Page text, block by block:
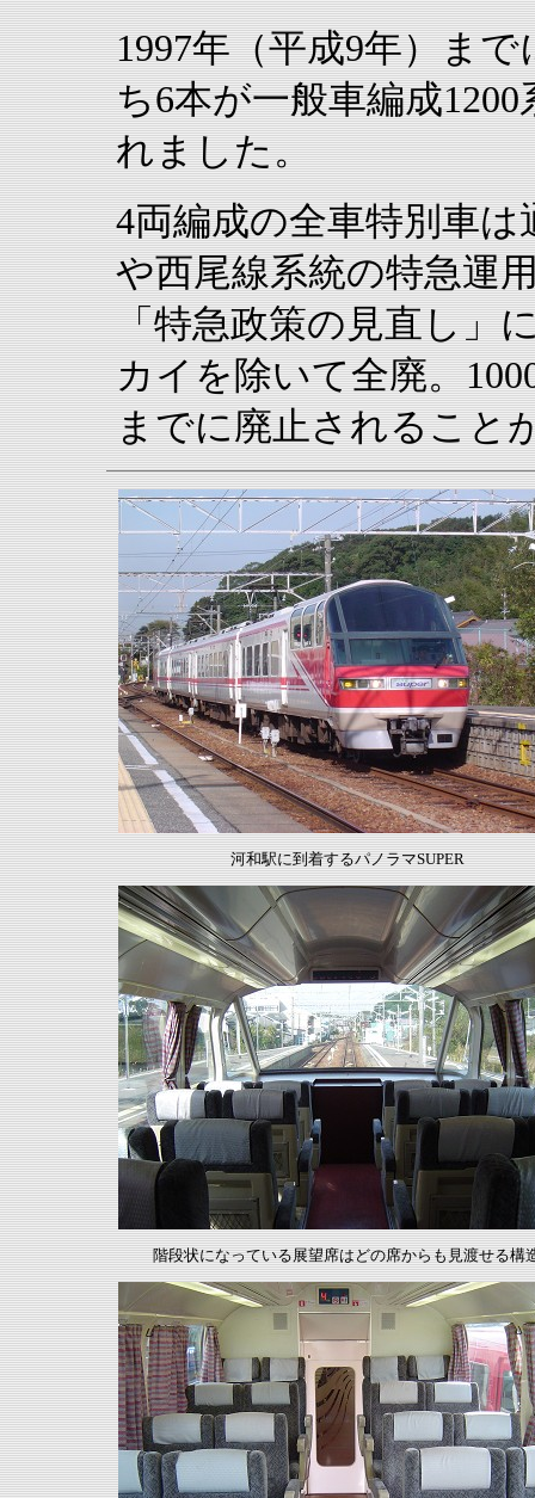
1997年（平成9年）ま
ち6本が一般車編成
れました。
4両編成の全車特別車
や西尾線系統の特急運
「特急政策の見直し」
カイを除いて全廃。
までに廃止されること
河和駅に到着するパノラマSUPER
階段状になっている展望席はどの席からも見渡せる構